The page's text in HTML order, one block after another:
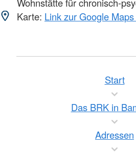
Wohnstätte für chronisch-
Karte: Link zur Google
Start
Das BRK in
Adressen